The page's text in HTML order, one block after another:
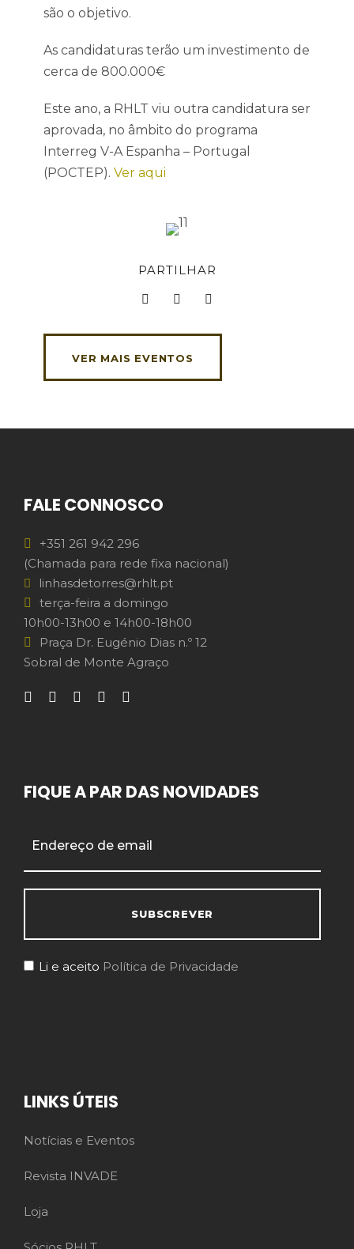
são o objetivo.
As candidaturas terão um investimento de
cerca de 800.000€
Este ano, a RHLT viu outra candidatura ser
aprovada, no âmbito do programa
Interreg V-A Espanha – Portugal
(POCTEP). Ver aqui
PARTILHAR
VER MAIS EVENTOS
FALE CONNOSCO
+351 261 942 296
(Chamada para rede fixa nacional)
linhasdetorres@rhlt.pt
terça-feira a domingo
10h00-13h00 e 14h00-18h00
Praça Dr. Eugénio Dias n.º 12
Sobral de Monte Agraço
FIQUE A PAR DAS NOVIDADES
Li e aceito Política de Privacidade
LINKS ÚTEIS
Notícias e Eventos
Revista INVADE
Loja